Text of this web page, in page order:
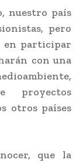
nuestro país
pero
en participar
con una
proyectos
otros países
que la